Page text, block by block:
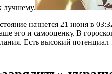
лучшему.
начнется 21 июня в
эго и самооценку. В
Есть высокий